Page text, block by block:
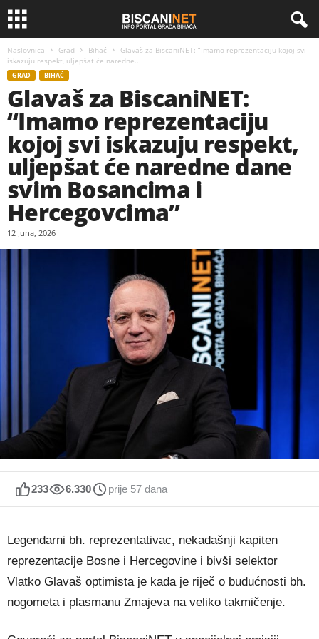
Naslovnica Grad Bihać
Glavaš za BiscaniNET: “Imamo reprezentaciju kojoj svi
iskazuju respekt, uljepšat će naredne...
GRAD BIHAĆ
Glavaš za BiscaniNET:
“Imamo reprezentaciju
kojoj svi iskazuju respekt,
uljepšat će naredne dane
svim Bosancima i
Hercegovcima”
12 Juna, 2026
233 6.330 prije 57 dana
Legendarni bh. reprezentativac, nekadašnji kapiten
reprezentacije Bosne i Hercegovine i bivši selektor
Vlatko Glavaš optimista je kada je riječ o budućnosti bh.
nogometa i plasmanu Zmajeva na veliko takmičenje.